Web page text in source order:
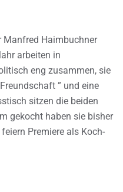
Manfred Haimbuchner
arbeiten in
eng zusammen, sie
” und eine
sitzen die beiden
gekocht haben sie bisher
Premiere als Koch-